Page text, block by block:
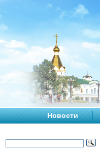
Новости